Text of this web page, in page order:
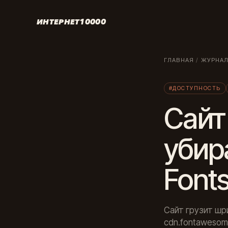
ИНТЕРНЕТ10000
ГЛАВНАЯ /
#ДОСТУПНОСТЬ
Сайт грузит